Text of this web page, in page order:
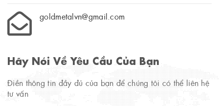
goldmetalvn@gmail.com
Hãy Nói Về Yêu Cầu Của Bạn
Điền thông tin đầy đủ của bạn để chúng tôi có thể liên hệ
tư vấn